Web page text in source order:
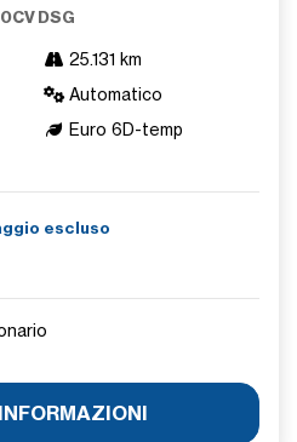
DSG
25.131 km
Automatico
Euro 6D-temp
escluso